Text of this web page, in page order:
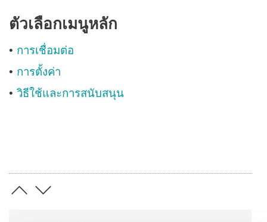
ตัวเลือกเมนูหลัก
• การเชื่อมต่อ
• การตั้งค่า
• วิธีใช้และการสนับสนุน